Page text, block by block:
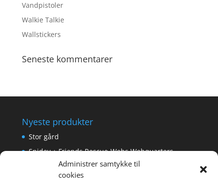
Administrer samtykke til
cookies
Vandpistoler
Walkie Talkie
Wallstickers
Seneste kommentarer
Nyeste produkter
Stor gård
Spidey + Friends Rescue-Webs Webquarters
Forlængerkabel til håndkontrol 2×2 m.
Pokemon Skoletaske med 4 Dele